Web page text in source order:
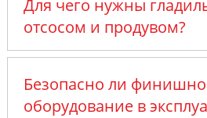
Для чего нужны
отсосом и продувом?
Безопасно ли
оборудование в